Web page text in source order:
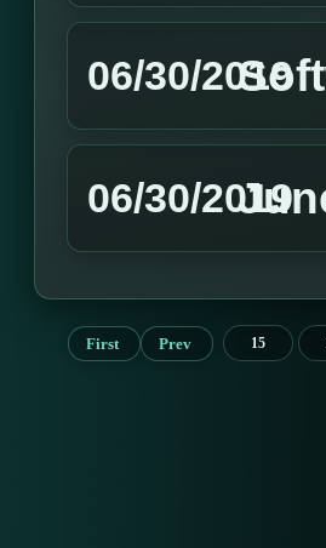
06/30/2019
06/30/2019
First Prev 15